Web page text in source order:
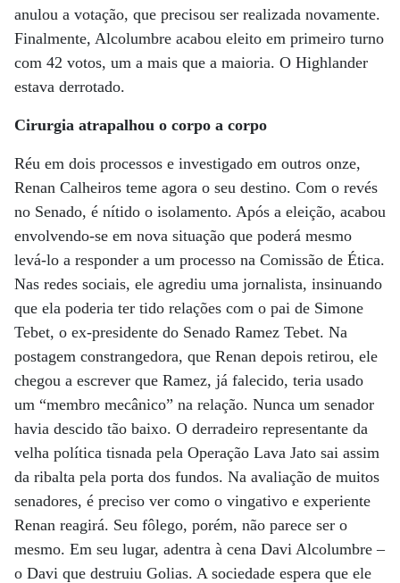
anulou a votação, que precisou ser realizada novamente.
Finalmente, Alcolumbre acabou eleito em primeiro turno
com 42 votos, um a mais que a maioria. O Highlander
estava derrotado.
Cirurgia atrapalhou o corpo a corpo
Réu em dois processos e investigado em outros onze,
Renan Calheiros teme agora o seu destino. Com o revés
no Senado, é nítido o isolamento. Após a eleição, acabou
envolvendo-se em nova situação que poderá mesmo
levá-lo a responder a um processo na Comissão de Ética.
Nas redes sociais, ele agrediu uma jornalista, insinuando
que ela poderia ter tido relações com o pai de Simone
Tebet, o ex-presidente do Senado Ramez Tebet. Na
postagem constrangedora, que Renan depois retirou, ele
chegou a escrever que Ramez, já falecido, teria usado
um “membro mecânico” na relação. Nunca um senador
havia descido tão baixo. O derradeiro representante da
velha política tisnada pela Operação Lava Jato sai assim
da ribalta pela porta dos fundos. Na avaliação de muitos
senadores, é preciso ver como o vingativo e experiente
Renan reagirá. Seu fôlego, porém, não parece ser o
mesmo. Em seu lugar, adentra à cena Davi Alcolumbre –
o Davi que destruiu Golias. A sociedade espera que ele